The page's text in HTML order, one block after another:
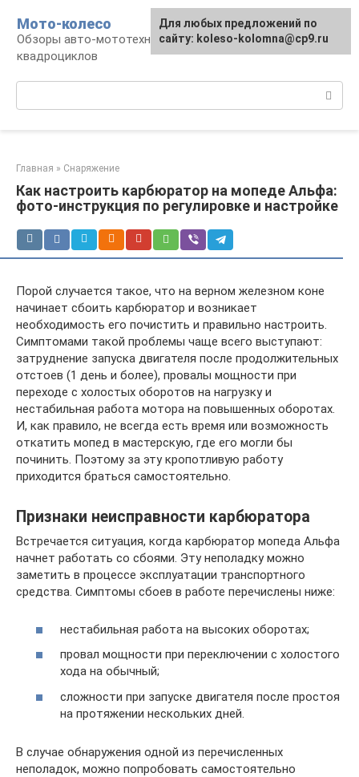
контенту
Мото-колесо
Обзоры авто-мототехники, снегоходов,
квадроциклов
Главная » Снаряжение
Как настроить карбюратор на мопеде Альфа:
фото-инструкция по регулировке и настройке
Порой случается такое, что на верном железном коне
начинает сбоить карбюратор и возникает
необходимость его почистить и правильно настроить.
Симптомами такой проблемы чаще всего выступают:
затруднение запуска двигателя после продолжительных
отстоев (1 день и более), провалы мощности при
переходе с холостых оборотов на нагрузку и
нестабильная работа мотора на повышенных оборотах.
И, как правило, не всегда есть время или возможность
откатить мопед в мастерскую, где его могли бы
починить. Поэтому за эту кропотливую работу
приходится браться самостоятельно.
Признаки неисправности карбюратора
Встречается ситуация, когда карбюратор мопеда Альфа
начнет работать со сбоями. Эту неполадку можно
заметить в процессе эксплуатации транспортного
средства. Симптомы сбоев в работе перечислены ниже:
нестабильная работа на высоких оборотах;
провал мощности при переключении с холостого
хода на обычный;
сложности при запуске двигателя после простоя
на протяжении нескольких дней.
В случае обнаружения одной из перечисленных
неполадок, можно попробовать самостоятельно
Для любых предложений по
сайту: koleso-kolomna@cp9.ru